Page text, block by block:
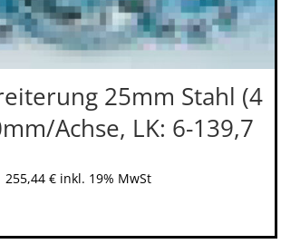
25mm Stahl (4
Achse, LK: 6-139,7
255,44 € inkl. 19% MwSt